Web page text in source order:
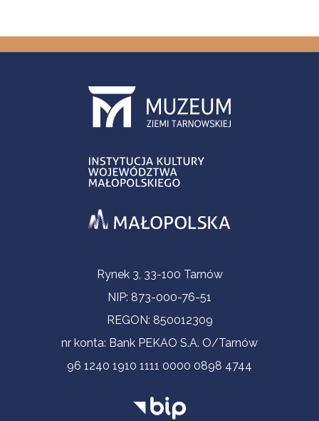
Informacje kontaktoweRynek 3, 33-100 Tarnów
NIP: 873-000-76-51
REGON: 850012309
nr konta: Bank PEKAO S.A. O/Tarnów
96 1240 1910 1111 0000 0898 4744